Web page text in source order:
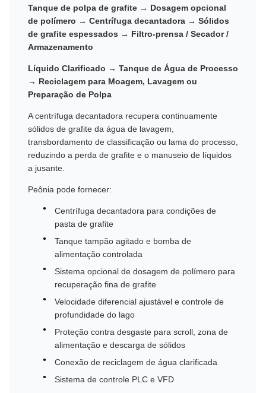
Tanque de polpa de grafite → Dosagem opcional
de polímero → Centrífuga decantadora → Sólidos
de grafite espessados ​​→ Filtro-prensa / Secador /
Armazenamento
Líquido Clarificado → Tanque de Água de Processo
→ Reciclagem para Moagem, Lavagem ou
Preparação de Polpa
A centrífuga decantadora recupera continuamente
sólidos de grafite da água de lavagem,
transbordamento de classificação ou lama do processo,
reduzindo a perda de grafite e o manuseio de líquidos
a jusante.
Peônia pode fornecer:
Centrífuga decantadora para condições de
pasta de grafite
Tanque tampão agitado e bomba de
alimentação controlada
Sistema opcional de dosagem de polímero para
recuperação fina de grafite
Velocidade diferencial ajustável e controle de
profundidade do lago
Proteção contra desgaste para scroll, zona de
alimentação e descarga de sólidos
Conexão de reciclagem de água clarificada
Sistema de controle PLC e VFD